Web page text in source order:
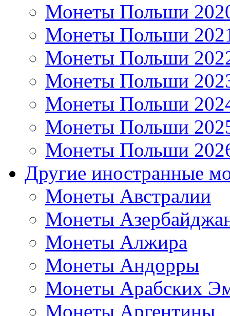
Монеты Польши
Монеты Польши
Монеты Польши
Монеты Польши
Монеты Польши
Монеты Польши
Монеты Польши
Другие иностранные
Монеты Австралии
Монеты
Монеты Алжира
Монеты Андорры
Монеты Арабских
Монеты Аргентины